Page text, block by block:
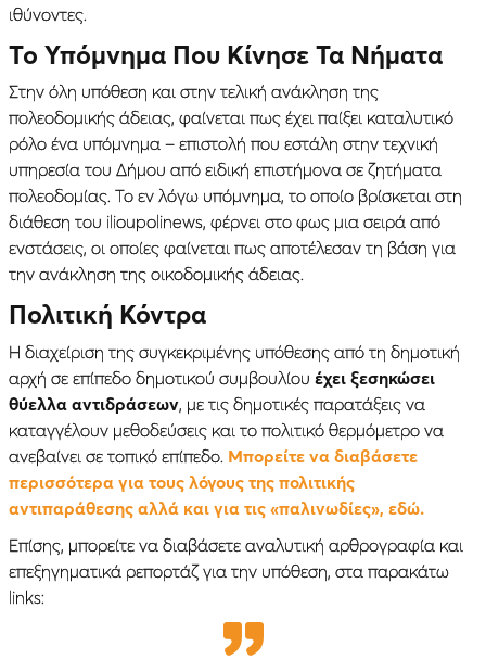
ιθύνοντες.
Το Υπόμνημα Που Κίνησε Τα Νήματα
Στην όλη υπόθεση και στην τελική ανάκληση της
πολεοδομικής άδειας, φαίνεται πως έχει παίξει καταλυτικό
ρόλο ένα υπόμνημα – επιστολή που εστάλη στην τεχνική
υπηρεσία του Δήμου από ειδική επιστήμονα σε ζητήματα
πολεοδομίας. Το εν λόγω υπόμνημα, το οποίο βρίσκεται στη
διάθεση του ilioupolinews, φέρνει στο φως μια σειρά από
ενστάσεις, οι οποίες φαίνεται πως αποτέλεσαν τη βάση για
την ανάκληση της οικοδομικής άδειας.
Πολιτική Κόντρα
H διαχείριση της συγκεκριμένης υπόθεσης από τη δημοτική
αρχή σε επίπεδο δημοτικού συμβουλίου έχει ξεσηκώσει
θύελλα αντιδράσεων, με τις δημοτικές παρατάξεις να
καταγγέλουν μεθοδεύσεις και το πολιτικό θερμόμετρο να
ανεβαίνει σε τοπικό επίπεδο. Μπορείτε να διαβάσετε
περισσότερα για τους λόγους της πολιτικής
αντιπαράθεσης αλλά και για τις «παλινωδίες», εδώ.
Επίσης, μπορείτε να διαβάσετε αναλυτική αρθρογραφία και
επεξηγηματικά ρεπορτάζ για την υπόθεση, στα παρακάτω
links: